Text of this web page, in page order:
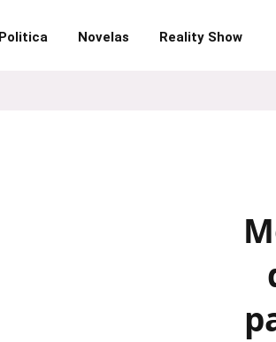
Politica Novelas Reality Show